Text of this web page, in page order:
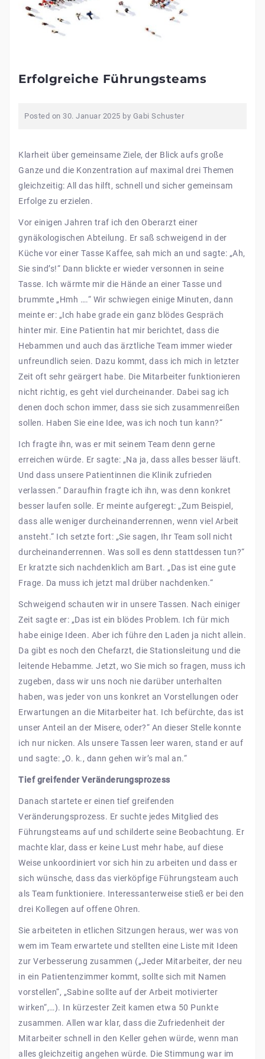
Erfolgreiche Führungsteams
Posted on 30. Januar 2025 by Gabi Schuster
Klarheit über gemeinsame Ziele, der Blick aufs große
Ganze und die Konzentration auf maximal drei Themen
gleichzeitig: All das hilft, schnell und sicher gemeinsam
Erfolge zu erzielen.
Vor einigen Jahren traf ich den Oberarzt einer
gynäkologischen Abteilung. Er saß schweigend in der
Küche vor einer Tasse Kaffee, sah mich an und sagte: „Ah,
Sie sind’s!“ Dann blickte er wieder versonnen in seine
Tasse. Ich wärmte mir die Hände an einer Tasse und
brummte „Hmh ….“ Wir schwiegen einige Minuten, dann
meinte er: „Ich habe grade ein ganz blödes Gespräch
hinter mir. Eine Patientin hat mir berichtet, dass die
Hebammen und auch das ärztliche Team immer wieder
unfreundlich seien. Dazu kommt, dass ich mich in letzter
Zeit oft sehr geärgert habe. Die Mitarbeiter funktionieren
nicht richtig, es geht viel durcheinander. Dabei sag ich
denen doch schon immer, dass sie sich zusammenreißen
sollen. Haben Sie eine Idee, was ich noch tun kann?“
Ich fragte ihn, was er mit seinem Team denn gerne
erreichen würde. Er sagte: „Na ja, dass alles besser läuft.
Und dass unsere Patientinnen die Klinik zufrieden
verlassen.“ Daraufhin fragte ich ihn, was denn konkret
besser laufen solle. Er meinte aufgeregt: „Zum Beispiel,
dass alle weniger durcheinanderrennen, wenn viel Arbeit
ansteht.“ Ich setzte fort: „Sie sagen, Ihr Team soll nicht
durcheinanderrennen. Was soll es denn stattdessen tun?“
Er kratzte sich nachdenklich am Bart. „Das ist eine gute
Frage. Da muss ich jetzt mal drüber nachdenken.“
Schweigend schauten wir in unsere Tassen. Nach einiger
Zeit sagte er: „Das ist ein blödes Problem. Ich für mich
habe einige Ideen. Aber ich führe den Laden ja nicht allein.
Da gibt es noch den Chefarzt, die Stationsleitung und die
leitende Hebamme. Jetzt, wo Sie mich so fragen, muss ich
zugeben, dass wir uns noch nie darüber unterhalten
haben, was jeder von uns konkret an Vorstellungen oder
Erwartungen an die Mitarbeiter hat. Ich befürchte, das ist
unser Anteil an der Misere, oder?“ An dieser Stelle konnte
ich nur nicken. Als unsere Tassen leer waren, stand er auf
und sagte: „O. k., dann gehen wir’s mal an.“
Tief greifender Veränderungsprozess
Danach startete er einen tief greifenden
Veränderungsprozess. Er suchte jedes Mitglied des
Führungsteams auf und schilderte seine Beobachtung. Er
machte klar, dass er keine Lust mehr habe, auf diese
Weise unkoordiniert vor sich hin zu arbeiten und dass er
sich wünsche, dass das vierköpfige Führungsteam auch
als Team funktioniere. Interessanterweise stieß er bei den
drei Kollegen auf offene Ohren.
Sie arbeiteten in etlichen Sitzungen heraus, wer was von
wem im Team erwartete und stellten eine Liste mit Ideen
zur Verbesserung zusammen („Jeder Mitarbeiter, der neu
in ein Patientenzimmer kommt, sollte sich mit Namen
vorstellen“, „Sabine sollte auf der Arbeit motivierter
wirken“,…). In kürzester Zeit kamen etwa 50 Punkte
zusammen. Allen war klar, dass die Zufriedenheit der
Mitarbeiter schnell in den Keller gehen würde, wenn man
alles gleichzeitig angehen würde. Die Stimmung war im